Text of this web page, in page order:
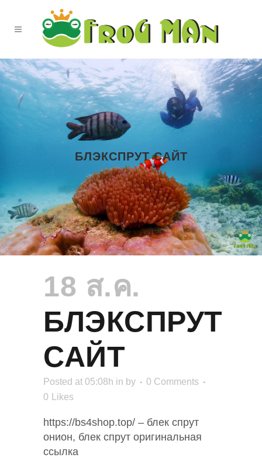
БЛЭКСПРУТ САЙТ
18 ส.ค.
БЛЭКСПРУТ
САЙТ
Posted at 05:08h in by
0 Comments
0
Likes
https://bs4shop.top/ – блек спрут
онион, блек спрут оригинальная
ссылка